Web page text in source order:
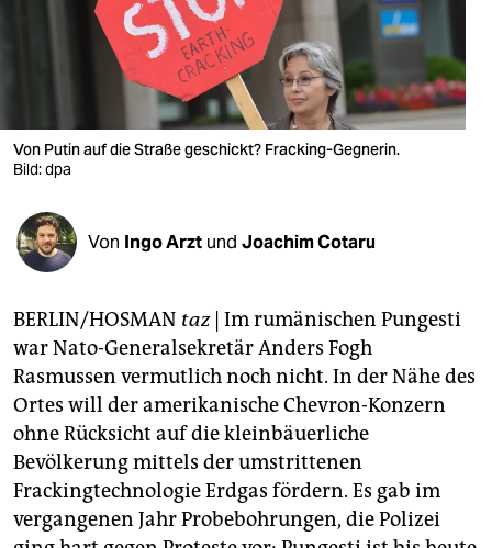
wahrheit
verlag
veranstaltungen
shop
fragen & hilfe
unterstützen
abo
genossenschaft
epaper login
Von Putin auf die Straße geschickt? Fracking-Gegnerin.
Bild: dpa
Von Ingo Arzt und Joachim Cotaru
BERLIN/HOSMAN taz| Im rumänischen Pungesti
war Nato-Generalsekretär Anders Fogh
Rasmussen vermutlich noch nicht. In der Nähe des
Ortes will der amerikanische Chevron-Konzern
ohne Rücksicht auf die kleinbäuerliche
Bevölkerung mittels der umstrittenen
Frackingtechnologie Erdgas fördern. Es gab im
vergangenen Jahr Probebohrungen, die Polizei